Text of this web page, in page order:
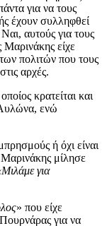
για να τους
έχουν συλληφθεί
αυτούς για τους
είχε
πολιτών που τους
αρχές.
κρατείται και
Αυλώνα, ενώ
ή όχι είναι
μίλησε
για
» που είχε
για να